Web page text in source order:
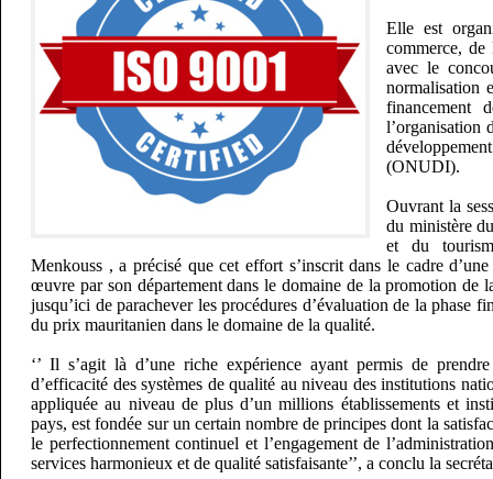
Elle est
commerce,
avec le
normalisation
financement
l’organisation
(ONUDI).
Ouvrant la
du ministère
et du
Menkouss , a précisé que cet effort s’inscrit dans le cadre
œuvre par son département dans le domaine de la promotion de
jusqu’ici de parachever les procédures d’évaluation de la phase
du prix mauritanien dans le domaine de la qualité.
‘’ Il s’agit là d’une riche expérience ayant permis de
d’efficacité des systèmes de qualité au niveau des institutions
appliquée au niveau de plus d’un millions établissements et
pays, est fondée sur un certain nombre de principes dont la
le perfectionnement continuel et l’engagement de
services harmonieux et de qualité satisfaisante’’, a conclu la